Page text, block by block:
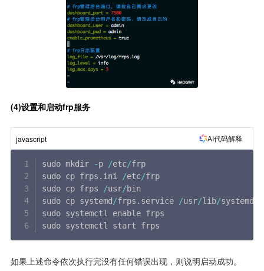
(4)设置和启动frp服务
javascript AI代码解释
sudo mkdir -p /etc/frp
sudo cp frps . ini /etc/frp
sudo cp frps
/usr/bin
sudo cp systemd/frps . service /usr/lib/systemd
sudo systemctl enable frps
sudo systemctl start frps
如果上述命令依次执行完没有任何错误出现，则说明启动成功。